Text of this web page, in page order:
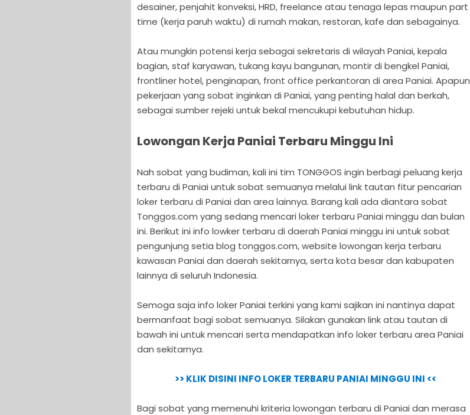
desainer, penjahit konveksi, HRD, freelance atau tenaga lepas maupun part
time (kerja paruh waktu) di rumah makan, restoran, kafe dan sebagainya.
Atau mungkin potensi kerja sebagai sekretaris di wilayah Paniai, kepala
bagian, staf karyawan, tukang kayu bangunan, montir di bengkel Paniai,
frontliner hotel, penginapan, front office perkantoran di area Paniai. Apapun
pekerjaan yang sobat inginkan di Paniai, yang penting halal dan berkah,
sebagai sumber rejeki untuk bekal mencukupi kebutuhan hidup.
Lowongan Kerja Paniai Terbaru Minggu Ini
Nah sobat yang budiman, kali ini tim TONGGOS ingin berbagi peluang kerja
terbaru di Paniai untuk sobat semuanya melalui link tautan fitur pencarian
loker terbaru di Paniai dan area lainnya. Barang kali ada diantara sobat
Tonggos.com yang sedang mencari loker terbaru Paniai minggu dan bulan
ini. Berikut ini info lowker terbaru di daerah Paniai minggu ini untuk sobat
pengunjung setia blog tonggos.com, website lowongan kerja terbaru
kawasan Paniai dan daerah sekitarnya, serta kota besar dan kabupaten
lainnya di seluruh Indonesia.
Semoga saja info loker Paniai terkini yang kami sajikan ini nantinya dapat
bermanfaat bagi sobat semuanya. Silakan gunakan link atau tautan di
bawah ini untuk mencari serta mendapatkan info loker terbaru area Paniai
dan sekitarnya.
>> KLIK DISINI INFO LOKER TERBARU PANIAI MINGGU INI <<
Bagi sobat yang memenuhi kriteria lowongan terbaru di Paniai dan merasa